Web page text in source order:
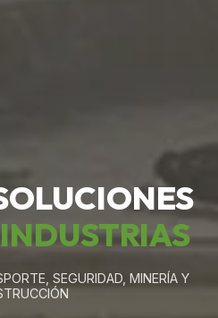
SEGURIDAD, MINERÍA Y